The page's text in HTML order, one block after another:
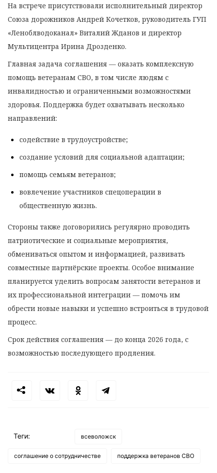
На встрече присутствовали исполнительный директор
Союза дорожников Андрей Кочетков, руководитель ГУП
«Леноблводоканал» Виталий Жданов и директор
Мультицентра Ирина Дрозденко.
Главная задача соглашения — оказать комплексную
помощь ветеранам СВО, в том числе людям с
инвалидностью и ограниченными возможностями
здоровья. Поддержка будет охватывать несколько
направлений:
содействие в трудоустройстве;
создание условий для социальной адаптации;
помощь семьям ветеранов;
вовлечение участников спецоперации в
общественную жизнь.
Стороны также договорились регулярно проводить
патриотические и социальные мероприятия,
обмениваться опытом и информацией, развивать
совместные партнёрские проекты. Особое внимание
планируется уделить вопросам занятости ветеранов и
их профессиональной интеграции — помочь им
обрести новые навыки и успешно встроиться в трудовой
процесс.
Срок действия соглашения — до конца 2026 года, с
возможностью последующего продления.
Теги: всеволожск
соглашение о сотрудничестве поддержка ветеранов СВО